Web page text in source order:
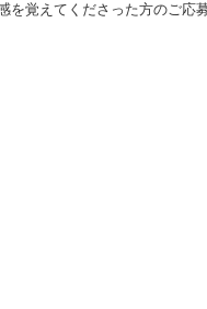
覚えてくださった方のご応